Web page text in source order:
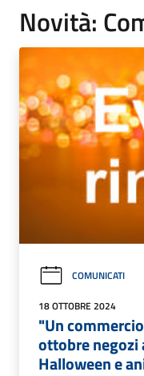
Novità:
COMUNICATI
18 OTTOBRE 2024
"Un
ottobre negozi
Halloween e